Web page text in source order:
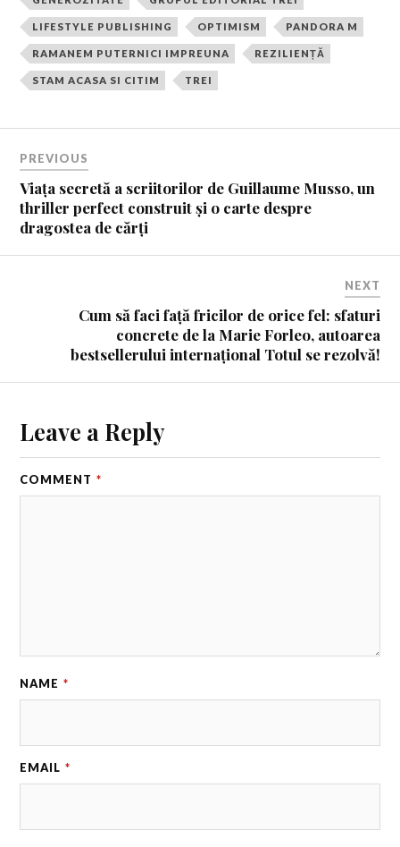
LIFESTYLE PUBLISHING OPTIMISM PANDORA M
RAMANEM PUTERNICI IMPREUNA REZILIENȚĂ
STAM ACASA SI CITIM TREI
PREVIOUS
Viața secretă a scriitorilor de Guillaume Musso, un
thriller perfect construit și o carte despre
dragostea de cărți
NEXT
Cum să faci față fricilor de orice fel: sfaturi
concrete de la Marie Forleo, autoarea
bestsellerului internațional Totul se rezolvă!
Leave a Reply
COMMENT *
NAME *
EMAIL *